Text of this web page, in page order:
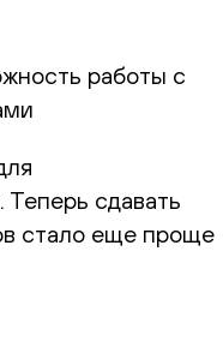
работы с
Теперь сдавать
стало еще проще